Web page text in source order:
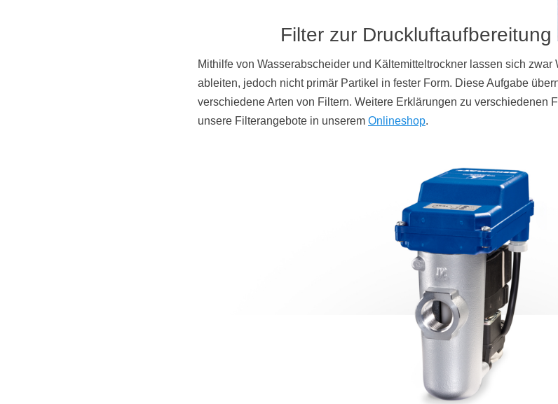
Filter zur Druckluftaufbereitung
Mithilfe von Wasserabscheider und Kältemitteltrockner lassen sich
ableiten, jedoch nicht primär Partikel in fester Form. Diese Aufgabe
verschiedene Arten von Filtern. Weitere Erklärungen zu verschiedenen
unsere Filterangebote in unserem Onlineshop.